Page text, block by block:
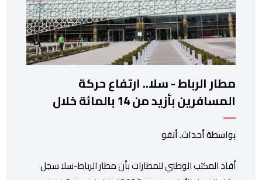
مطار الرباط - سلا.. ارتفاع حركة
المسافرين بأزيد من 14 بالمائة خلال
الفصل الأول من 2026
بواسطة أحداث. أنفو
أفاد المكتب الوطني للمطارات بأن مطار الرباط-سلا سجل